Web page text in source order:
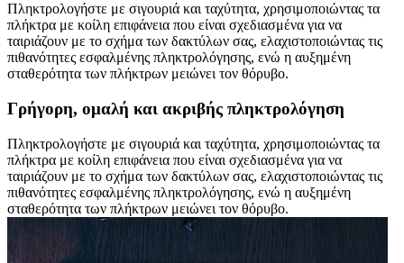
Πληκτρολογήστε με σιγουριά και ταχύτητα, χρησιμοποιώντας τα
πλήκτρα με κοίλη επιφάνεια που είναι σχεδιασμένα για να
ταιριάζουν με το σχήμα των δακτύλων σας, ελαχιστοποιώντας τις
πιθανότητες εσφαλμένης πληκτρολόγησης, ενώ η αυξημένη
σταθερότητα των πλήκτρων μειώνει τον θόρυβο.
Γρήγορη, ομαλή και ακριβής πληκτρολόγηση
Πληκτρολογήστε με σιγουριά και ταχύτητα, χρησιμοποιώντας τα
πλήκτρα με κοίλη επιφάνεια που είναι σχεδιασμένα για να
ταιριάζουν με το σχήμα των δακτύλων σας, ελαχιστοποιώντας τις
πιθανότητες εσφαλμένης πληκτρολόγησης, ενώ η αυξημένη
σταθερότητα των πλήκτρων μειώνει τον θόρυβο.